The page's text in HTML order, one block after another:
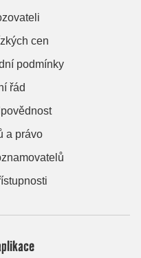
cen
podmínky
řád
a právo